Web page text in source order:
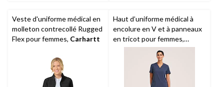
Veste d'uniforme médical en
molleton contrecollé Rugged
Flex pour femmes, Carhartt
Haut d’uniforme médical à
encolure en V et à panneaux
en tricot pour femmes,
Scrubletics